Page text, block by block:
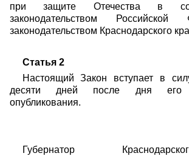
при защите Отечества в
законодательством
законодательством Краснодарского
Статья 2
Настоящий Закон вступает в
десяти дней после дня его
опубликования.
Губернатор